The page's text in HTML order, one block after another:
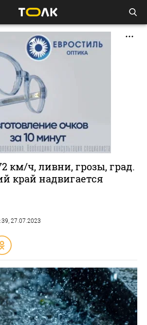
км/ч, ливни, грозы, град.
край надвигается
27.07.2023